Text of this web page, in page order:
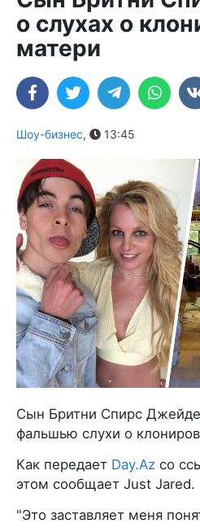
о слухах о
матери
Шоу-бизнес, 13:45
Сын Бритни Спирс
фальшью слухи о
Как передает Day.Az со
этом сообщает Just Jared.
"Это заставляет меня